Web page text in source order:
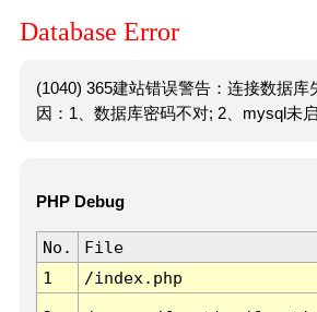
Database Error
(1040) 365建站错误警告：连接数据库
因：1、数据库密码不对; 2、mysql未启
PHP Debug
No. File
1
/index.php